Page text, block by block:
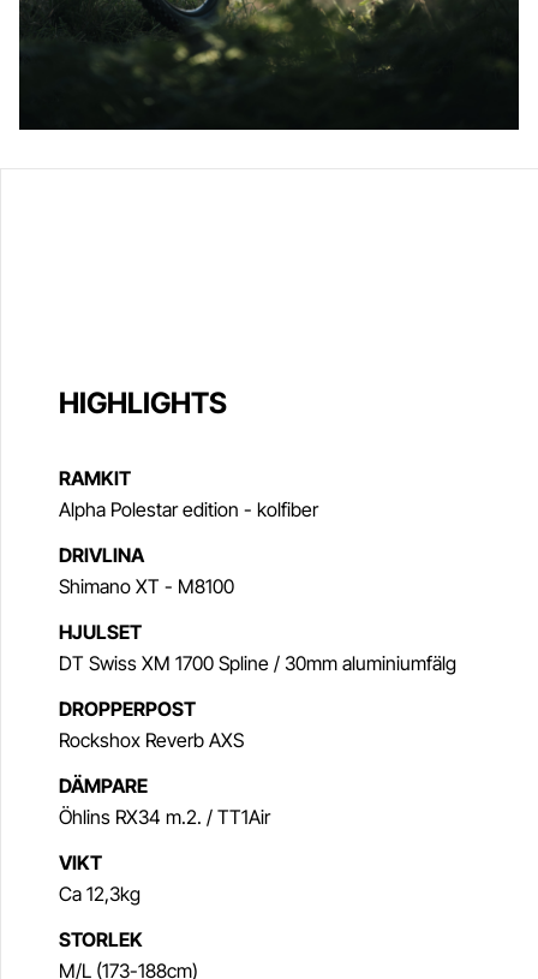
HIGHLIGHTS
RAMKIT
Alpha Polestar edition - kolfiber
DRIVLINA
Shimano XT - M8100
HJULSET
DT Swiss XM 1700 Spline / 30mm aluminiumfälg
DROPPERPOST
Rockshox Reverb AXS
DÄMPARE
Öhlins RX34 m.2. / TT1Air
VIKT
Ca 12,3kg
STORLEK
M/L (173-188cm)